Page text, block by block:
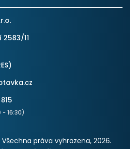
11
)
16:30)
práva vyhrazena, 2026.